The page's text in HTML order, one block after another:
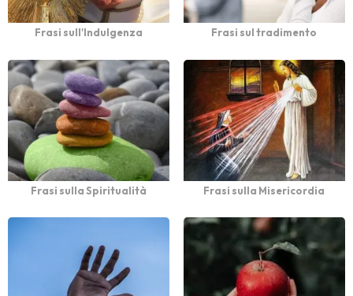
Frasi sull'Indulgenza Frasi sul tradimento
Frasi sulla Spiritualità Frasi sulla Misericordia